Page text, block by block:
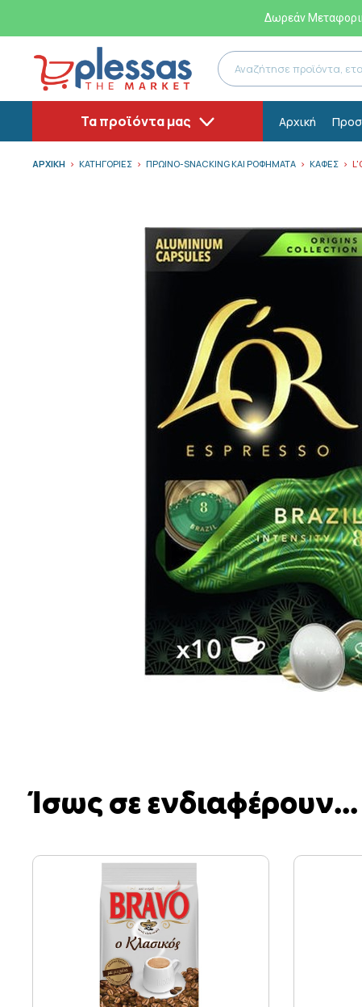
Δωρεάν
Τα προϊόντα μας Αρχική
ΑΡΧΙΚΗ ΚΑΤΗΓΟΡΙΕΣ ΠΡΩΙΝΟ-SNACKING ΚΑΙ ΡΟΦΗΜΑΤΑ ΚΑΦΕΣ
Ίσως σε ενδιαφέρουν...